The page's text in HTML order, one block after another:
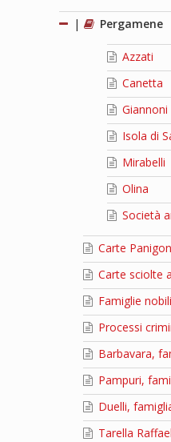
| Pergamene
Azzati
Canetta
Giannoni
Isola di
Mirabelli
Olina
Società
Carte
Carte sciolte
Famiglie nobili
Processi
Barbavara,
Pampuri,
Duelli,
Tarella